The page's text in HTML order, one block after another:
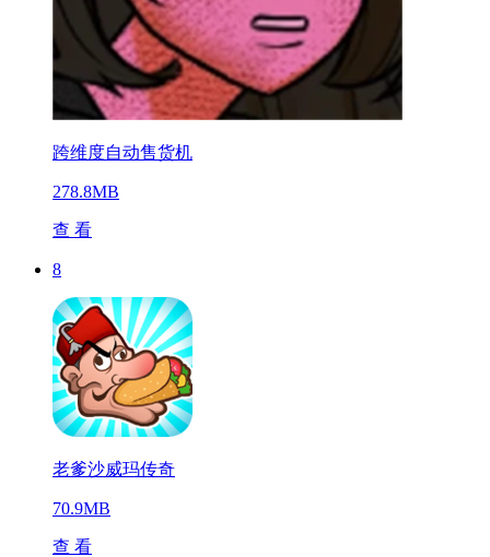
跨维度自动售货机
278.8MB
查 看
8
老爹沙威玛传奇
70.9MB
查 看